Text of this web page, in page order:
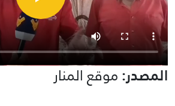
المصدر:موقع المنار